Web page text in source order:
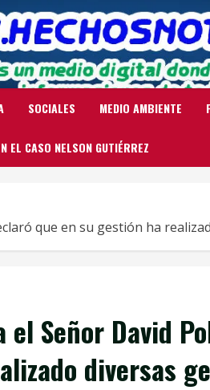
SOCIALES MEDIO AMBIENTE
EL CASO NELSON GUTIÉRREZ
que en su gestión ha
Señor David
diversas